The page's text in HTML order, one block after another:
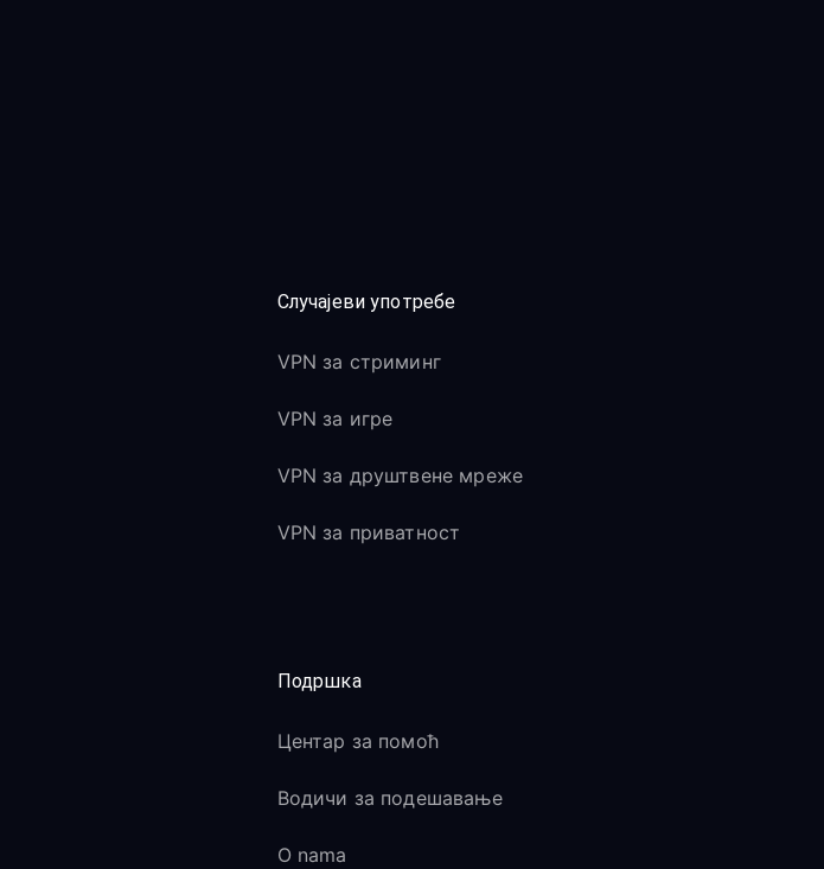
Случајеви употребе
VPN за стриминг
VPN за игре
VPN за друштвене мреже
VPN за приватност
Подршка
Центар за помоћ
Водичи за подешавање
O nama